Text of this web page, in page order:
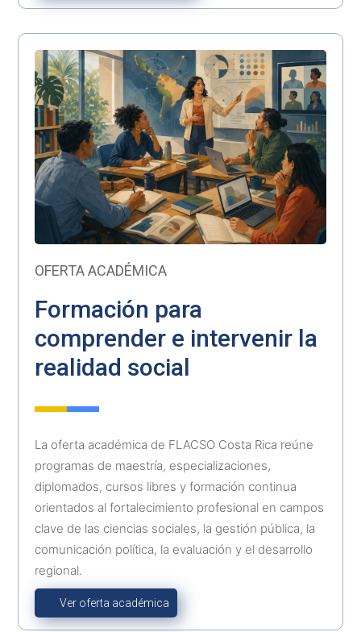
OFERTA ACADÉMICA
Formación para
comprender e intervenir la
realidad social
La oferta académica de FLACSO Costa Rica reúne
programas de maestría, especializaciones,
diplomados, cursos libres y formación continua
orientados al fortalecimiento profesional en campos
clave de las ciencias sociales, la gestión pública, la
comunicación política, la evaluación y el desarrollo
regional.
Ver oferta académica